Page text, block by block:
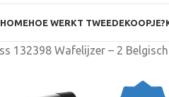
HOMEHOE WERKT TWEEDEKOOPJE?